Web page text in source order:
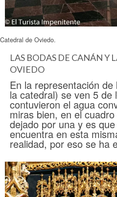
Catedral de Oviedo.
LAS BODAS DE CANÁN Y
OVIEDO
En la representación
la catedral) se ven 5 de
contuvieron el agua
miras bien, en el
dejado por una y es
encuentra en esta
realidad, por eso se ha